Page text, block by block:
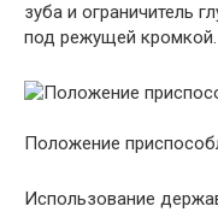
зуба и ограничитель
под режущей кромкой.
Положение
Использование